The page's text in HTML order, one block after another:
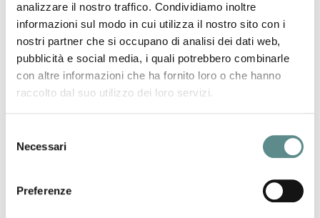
analizzare il nostro traffico. Condividiamo inoltre
informazioni sul modo in cui utilizza il nostro sito con i
nostri partner che si occupano di analisi dei dati web,
pubblicità e social media, i quali potrebbero combinarle
con altre informazioni che ha fornito loro o che hanno
raccolto dal suo utilizzo dei loro servizi.
delNecessari
Preferenze
06/08/2026
Regolamento sugli imballaggi e rifiuti di
imballaggio (PPWR)
29/07/2026